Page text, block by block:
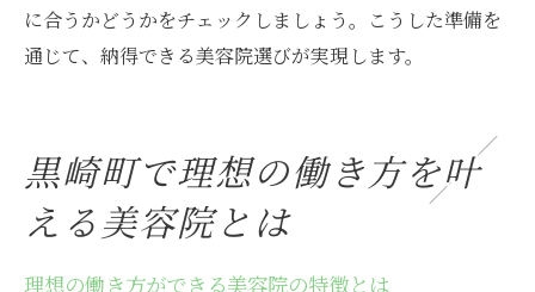
に合うかどうかをチェックしましょう。こうした準備を
通じて、納得できる美容院選びが実現します。
黒崎町で理想の働き方を叶
える美容院とは
理想の働き方ができる美容院の特徴とは